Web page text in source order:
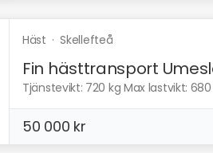
Häst ·Skellefteå
Fin hästtransport
Tjänstevikt: 720 kg Max lastvikt:
50 000 kr